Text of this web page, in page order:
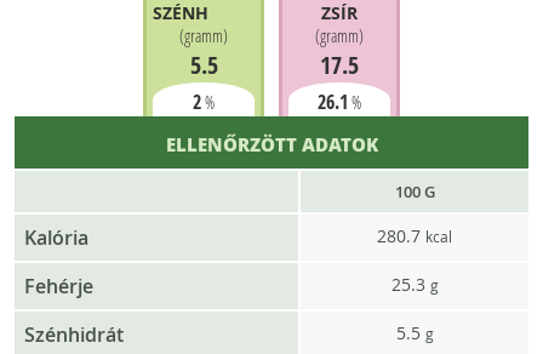
SZÉNHIDRÁT
(gramm)
5.5
2%
ZSÍR
(gramm)
17.5
26.1 %
ELLENŐRZÖTT ADATOK
100 G
Kalória 280.7 kcal
Fehérje 25.3 g
Szénhidrát 5.5 g